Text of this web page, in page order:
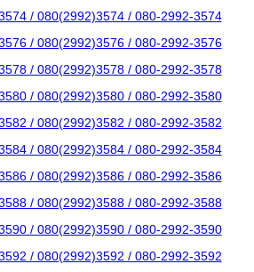
/ 080(2992)3574 / 080-2992-3574
/ 080(2992)3576 / 080-2992-3576
/ 080(2992)3578 / 080-2992-3578
/ 080(2992)3580 / 080-2992-3580
/ 080(2992)3582 / 080-2992-3582
/ 080(2992)3584 / 080-2992-3584
/ 080(2992)3586 / 080-2992-3586
/ 080(2992)3588 / 080-2992-3588
/ 080(2992)3590 / 080-2992-3590
/ 080(2992)3592 / 080-2992-3592